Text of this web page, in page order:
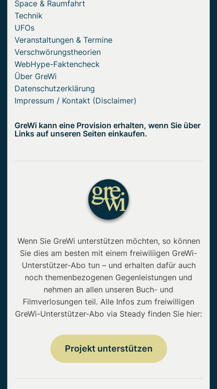
Space & Raumfahrt
Technik
UFOs
Veranstaltungen & Termine
Verschwörungstheorien
WebHype-Faktencheck
Über GreWi
Datenschutzerklärung
Impressum / Kontakt (Disclaimer)
GreWi kann eine Provision erhalten, wenn Sie über
Links auf unseren Seiten einkaufen.
Wenn Sie GreWi unterstützen möchten, so können
Sie dies am besten mit einem freiwiliigen GreWi-
Unterstützer-Abo tun – und erhalten dafür auch
noch themenbezogenen Gegenleistungen und
nehmen an allen unseren Buch- und
Filmverlosungen teil. Alle Infos zum freiwilligen
GreWi-Unterstützer-Abo via Steady finden Sie hier:
Projekt unterstützen